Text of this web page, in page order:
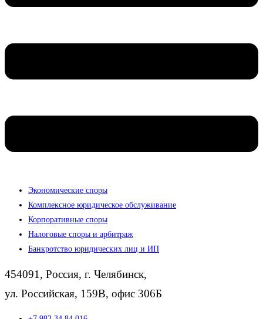
Экономические споры
Комплексное юридическое обслуживание
Корпоративные споры
Налоговые споры и арбитраж
Банкротство юридических лиц и ИП
454091, Россия, г. Челябинск,
ул. Российская, 159В, офис 306Б